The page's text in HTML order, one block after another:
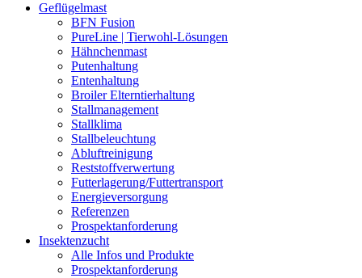
Geflügelmast
BFN Fusion
PureLine | Tierwohl-Lösungen
Hähnchenmast
Putenhaltung
Entenhaltung
Broiler Elterntierhaltung
Stallmanagement
Stallklima
Stallbeleuchtung
Abluftreinigung
Reststoffverwertung
Futterlagerung/Futtertransport
Energieversorgung
Referenzen
Prospektanforderung
Insektenzucht
Alle Infos und Produkte
Prospektanforderung